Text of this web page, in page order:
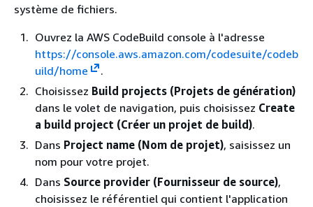
système de fichiers.
Ouvrez la AWS CodeBuild console à l'adresse
https://console.aws.amazon.com/codesuite/codeb
uild/home
.
Choisissez Build projects (Projets de génération)
dans le volet de navigation, puis choisissez Create
a build project (Créer un projet de build).
Dans Project name (Nom de projet), saisissez un
nom pour votre projet.
Dans Source provider (Fournisseur de source),
choisissez le référentiel qui contient l'application